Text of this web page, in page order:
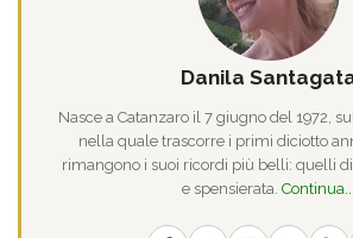
Danila
Nasce a Catanzaro il 7 giugno del 1972,
nella quale trascorre i primi diciotto
rimangono i suoi ricordi più belli: quelli
e spensierata. Continua...